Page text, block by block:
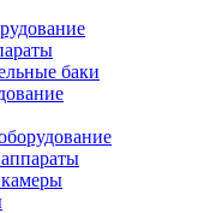
баки